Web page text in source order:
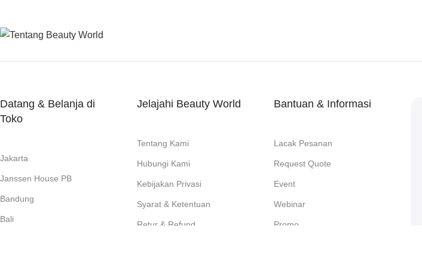
Datang & Belanja di
Toko
Jakarta
Janssen House PB
Bandung
Bali
Jelajahi Beauty World
Tentang Kami
Hubungi Kami
Kebijakan Privasi
Syarat & Ketentuan
Retur & Refund
Bantuan & Informasi
Lacak Pesanan
Request Quote
Event
Webinar
Promo